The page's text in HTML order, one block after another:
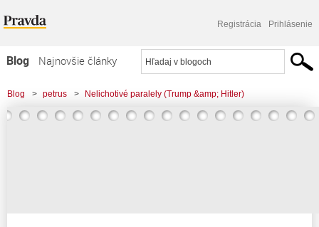
Registrácia Prihlásenie
Blog
Najnovšie články
Najčítanejšie články
Najkomentovanejšie články
Blog > petrus > Nelichotivé paralely (Trump &amp; Hitler)